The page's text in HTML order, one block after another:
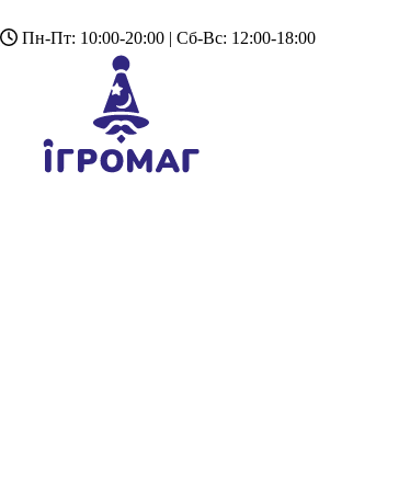
Пн-Пт: 10:00-20:00 | Сб-Вс: 12:00-18:00